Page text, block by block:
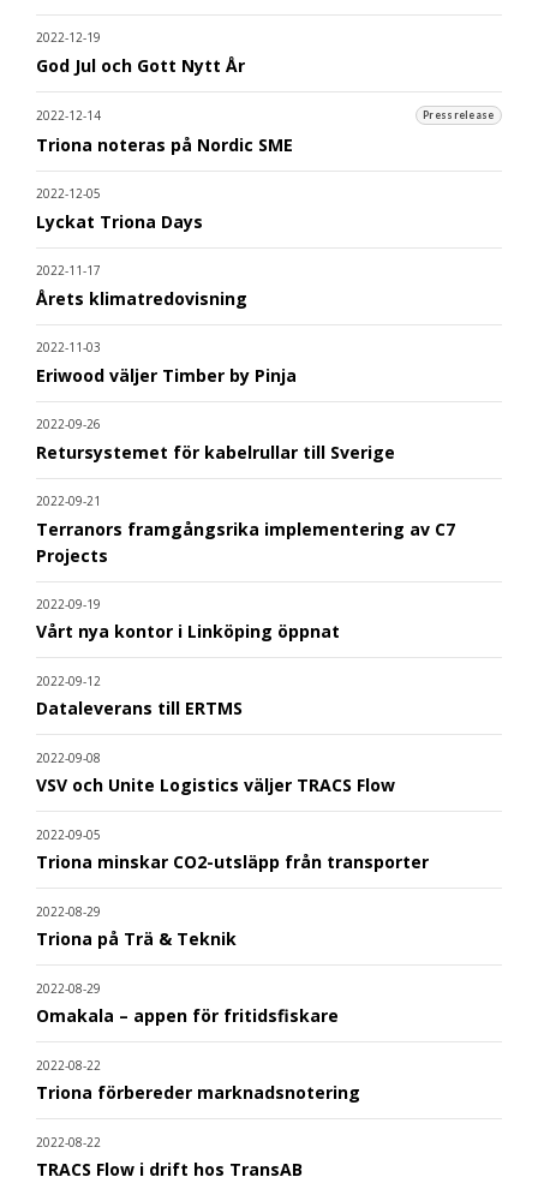
2022-12-19
God Jul och Gott Nytt År
2022-12-14 Pressrelease
Triona noteras på Nordic SME
2022-12-05
Lyckat Triona Days
2022-11-17
Årets klimatredovisning
2022-11-03
Eriwood väljer Timber by Pinja
2022-09-26
Retursystemet för kabelrullar till Sverige
2022-09-21
Terranors framgångsrika implementering av C7
Projects
2022-09-19
Vårt nya kontor i Linköping öppnat
2022-09-12
Dataleverans till ERTMS
2022-09-08
VSV och Unite Logistics väljer TRACS Flow
2022-09-05
Triona minskar CO2-utsläpp från transporter
2022-08-29
Triona på Trä & Teknik
2022-08-29
Omakala – appen för fritidsfiskare
2022-08-22
Triona förbereder marknadsnotering
2022-08-22
TRACS Flow i drift hos TransAB